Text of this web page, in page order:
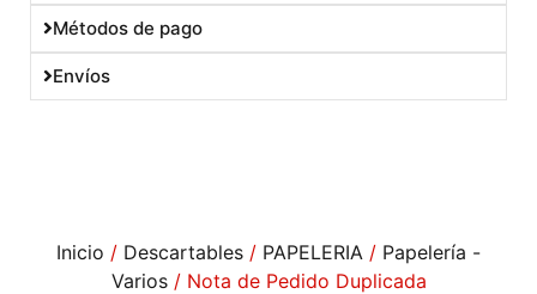
Métodos de pago
Envíos
Inicio / Descartables / PAPELERIA / Papelería -
Varios/ Nota de Pedido Duplicada